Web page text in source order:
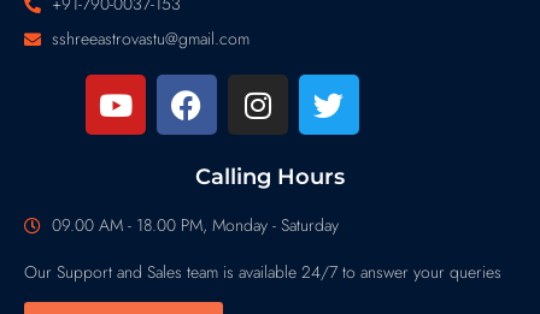
sshreeastrovastu@gmail.com
Calling Hours
09.00 AM - 18.00 PM, Monday - Saturday
Our Support and Sales team is available 24/7 to answer your queries